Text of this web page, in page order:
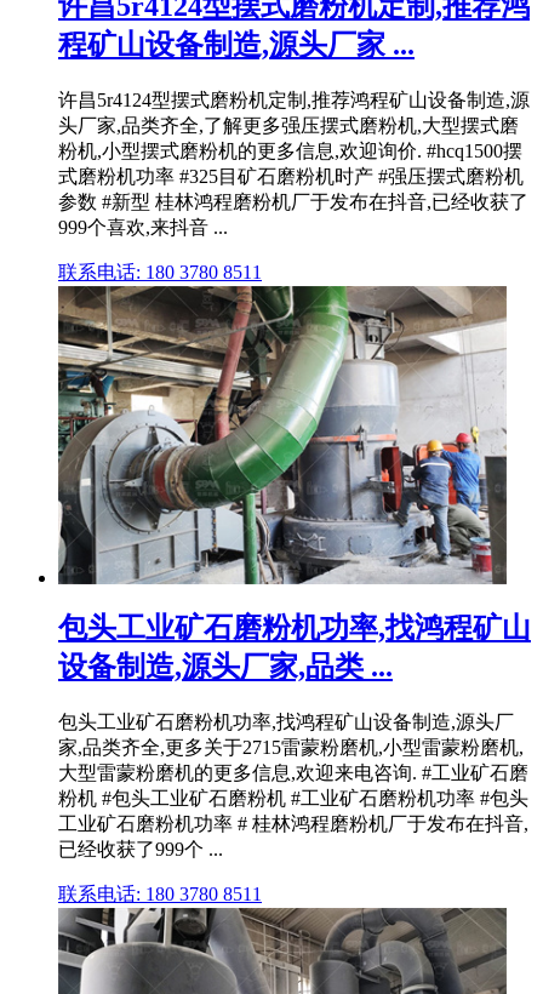
许昌5r4124型摆式磨粉机定制,推荐鸿
程矿山设备制造,源头厂家 ...
许昌5r4124型摆式磨粉机定制,推荐鸿程矿山设备制造,源
头厂家,品类齐全,了解更多强压摆式磨粉机,大型摆式磨
粉机,小型摆式磨粉机的更多信息,欢迎询价. #hcq1500摆
式磨粉机功率 #325目矿石磨粉机时产 #强压摆式磨粉机
参数 #新型 桂林鸿程磨粉机厂于发布在抖音,已经收获了
999个喜欢,来抖音 ...
联系电话: 180 3780 8511
包头工业矿石磨粉机功率,找鸿程矿山
设备制造,源头厂家,品类 ...
包头工业矿石磨粉机功率,找鸿程矿山设备制造,源头厂
家,品类齐全,更多关于2715雷蒙粉磨机,小型雷蒙粉磨机,
大型雷蒙粉磨机的更多信息,欢迎来电咨询. #工业矿石磨
粉机 #包头工业矿石磨粉机 #工业矿石磨粉机功率 #包头
工业矿石磨粉机功率 # 桂林鸿程磨粉机厂于发布在抖音,
已经收获了999个 ...
联系电话: 180 3780 8511